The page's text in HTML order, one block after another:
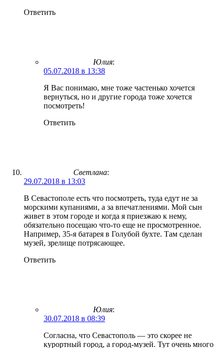
Ответить
Юлия:
05.07.2018 в 13:38
Я Вас понимаю, мне тоже частенько хочется
вернуться, но и другие города тоже хочется
посмотреть!
Ответить
Светлана:
29.07.2018 в 13:03
В Севастополе есть что посмотреть, туда едут не за
морскими купаниями, а за впечатлениями. Мой сын
живет в этом городе и когда я приезжаю к нему,
обязательно посещаю что-то еще не просмотренное.
Например, 35-я батарея в Голубой бухте. Там сделан
музей, зрелище потрясающее.
Ответить
Юлия:
30.07.2018 в 08:39
Согласна, что Севастополь — это скорее не
курортный город, а город-музей. Тут очень много